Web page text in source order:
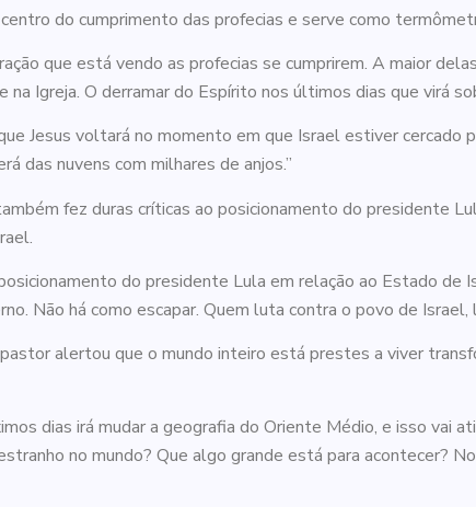
do cumprimento das profecias e serve como
que está vendo as profecias se cumprirem. A maior
Igreja. O derramar do Espírito nos últimos dias que virá
Jesus voltará no momento em que Israel estiver cercado
das nuvens com milhares de anjos.”
fez duras críticas ao posicionamento do presidente
do presidente Lula em relação ao Estado de
Não há como escapar. Quem luta contra o povo de
alertou que o mundo inteiro está prestes a viver
dias irá mudar a geografia do Oriente Médio, e isso vai
no mundo? Que algo grande está para acontecer?